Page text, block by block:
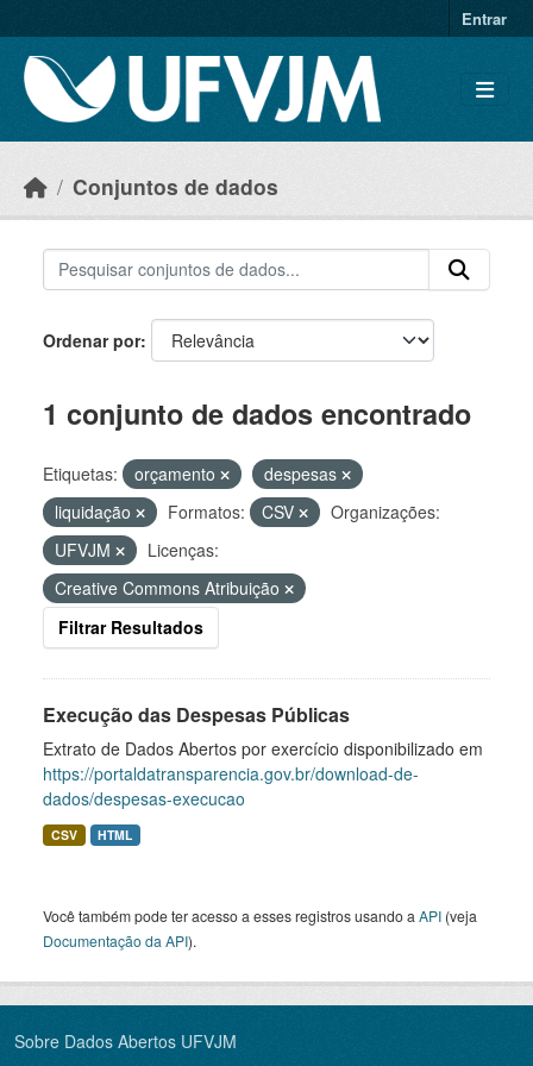
Entrar
Conjuntos de dados
Ordenar por
1 conjunto de dados encontrado
Etiquetas: orçamento
despesas
liquidação
Formatos: CSV
Organizações:
UFVJM
Licenças:
Creative Commons Atribuição
Filtrar Resultados
Execução das Despesas Públicas
Extrato de Dados Abertos por exercício disponibilizado em
https://portaldatransparencia.gov.br/download-de-
dados/despesas-execucao
CSV HTML
Você também pode ter acesso a esses registros usando a API (veja
Documentação da API).
Sobre Dados Abertos UFVJM